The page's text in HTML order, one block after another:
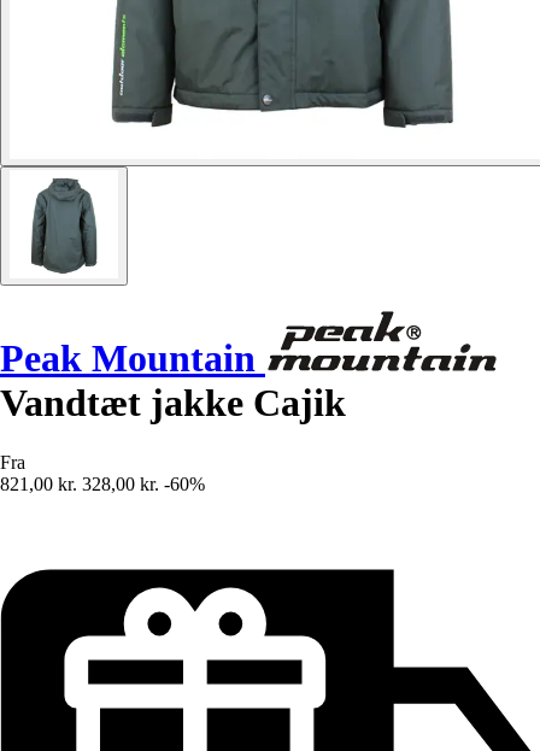
Peak Mountain
Vandtæt jakke Cajik
Fra
821,00 kr. 328,00 kr. -60%